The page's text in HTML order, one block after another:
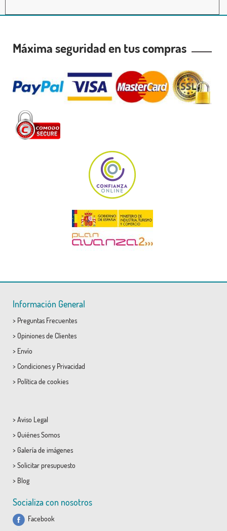
Máxima seguridad en tus compras
Información General
> Preguntas Frecuentes
> Opiniones de Clientes
> Envío
> Condicionesy Privacidad
> Política de cookies
> Aviso Legal
> Quiénes Somos
> Galería de imágenes
> Solicitar presupuesto
> Blog
Socializa con nosotros
Facebook